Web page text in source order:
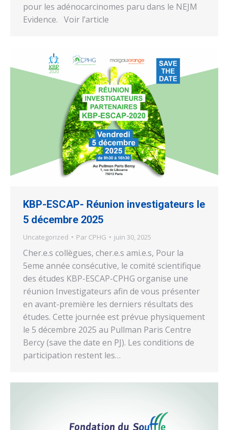
pour les adénocarcinomes paru dans le NEJM
Evidence. Voir l’article
KBP-ESCAP- Réunion investigateurs le
5 décembre 2025
Uncategorized Par CPHG juin 30, 2025
Cher.e.s collègues, cher.e.s ami.e.s, Pour la
5eme année consécutive, le comité scientifique
des études KBP-ESCAP-CPHG organise une
réunion Investigateurs afin de vous présenter
en avant-première les derniers résultats des
études. Cette journée est prévue physiquement
le 5 décembre 2025 au Pullman Paris Centre
Bercy (save the date en PJ). Les conditions de
participation restent les…